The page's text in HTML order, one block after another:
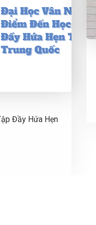
Đầy Hứa Hẹn